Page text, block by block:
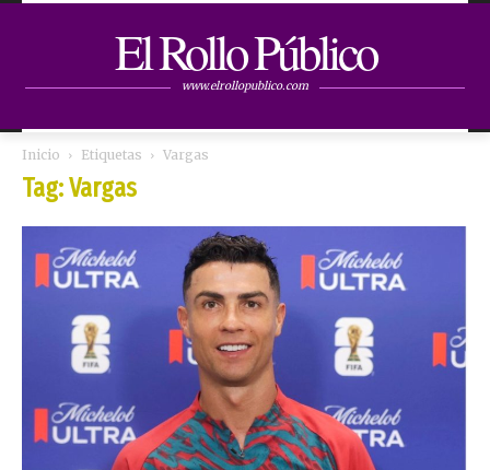
El Rollo Público
www.elrollopublico.com
Inicio Etiquetas Vargas
Tag: Vargas